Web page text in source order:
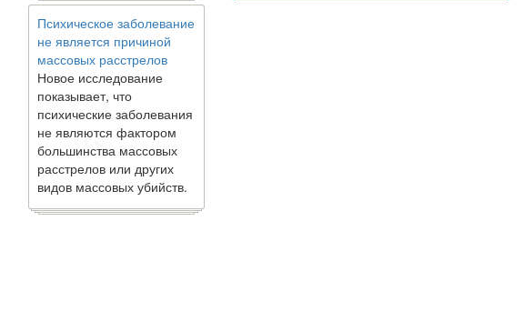
Психическое заболевание
не является причиной
массовых расстрелов
Новое исследование
показывает, что
психические заболевания
не являются фактором
большинства массовых
расстрелов или других
видов массовых убийств.